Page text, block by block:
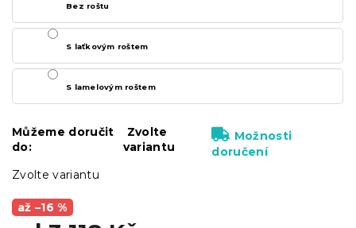
až –16 %
Zvolte variantu
Bez roštu
S laťkovým roštem
S lamelovým roštem
Můžeme doručit
do:
Zvolte
variantu
Možnosti
doručení